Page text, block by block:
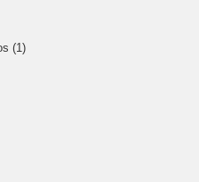
(1)